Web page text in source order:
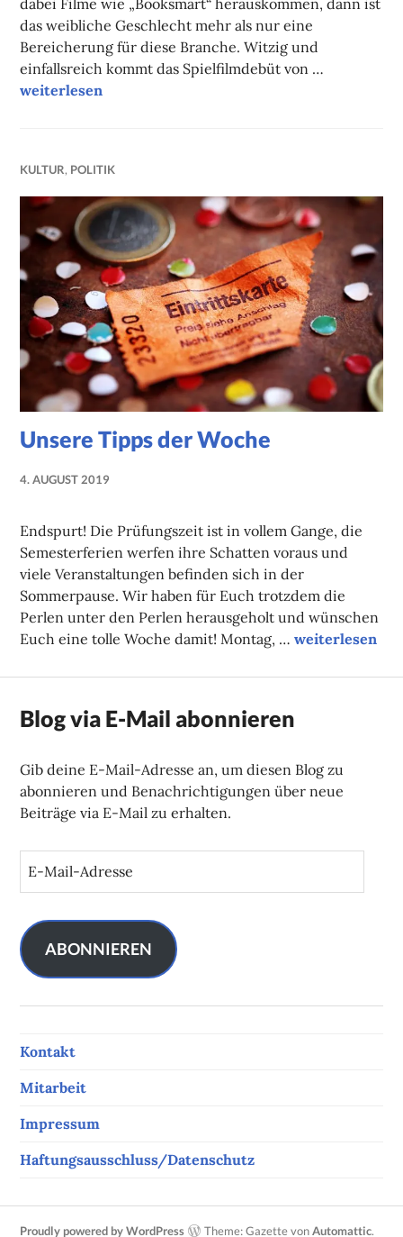
dabei Filme wie „Booksmart“ herauskommen, dann ist
das weibliche Geschlecht mehr als nur eine
Bereicherung für diese Branche. Witzig und
einfallsreich kommt das Spielfilmdebüt von …
Filmtipp des Monats II: Booksmart
weiterlesen
KULTUR, POLITIK
Unsere Tipps der Woche
4. AUGUST 2019
Endspurt! Die Prüfungszeit ist in vollem Gange, die
Semesterferien werfen ihre Schatten voraus und
viele Veranstaltungen befinden sich in der
Sommerpause. Wir haben für Euch trotzdem die
Perlen unter den Perlen herausgeholt und wünschen
Euch eine tolle Woche damit! Montag, …Unsere Tipps
weiterlesen
Blog via E-Mail abonnieren
Gib deine E-Mail-Adresse an, um diesen Blog zu
abonnieren und Benachrichtigungen über neue
Beiträge via E-Mail zu erhalten.
i
l
A
r
s
s
ABONNIEREN
Kontakt
Mitarbeit
Impressum
Haftungsausschluss/Datenschutz
Proudly powered by WordPress Theme: Gazette vonAutomattic.